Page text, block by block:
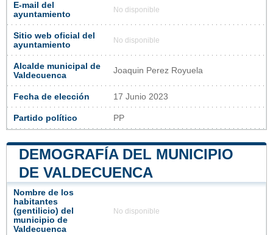
E-mail del
ayuntamiento
No disponible
Sitio web oficial del
ayuntamiento
No disponible
Alcalde municipal de
Valdecuenca
Joaquin Perez Royuela
Fecha de elección 17 Junio 2023
Partido político PP
DEMOGRAFÍA DEL MUNICIPIO
DE VALDECUENCA
Nombre de los
habitantes
(gentilicio) del
municipio de
Valdecuenca
No disponible